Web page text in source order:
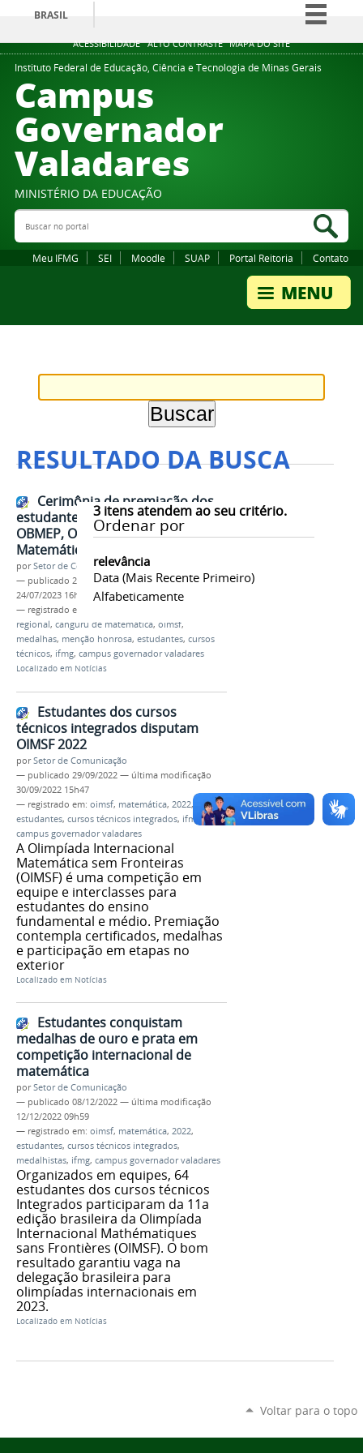
ACESSIBILIDADE ALTO CONTRASTE MAPA DO SITE
BRASIL
Simplifique!
Comunica BR
Instituto Federal de Educação, Ciência e Tecnologia de Minas Gerais
Campus
Governador
Valadares
MINISTÉRIO DA EDUCAÇÃO
Buscar no portal
Meu IFMG SEI Moodle SUAP Portal Reitoria Contato
RESULTADO DA BUSCA
3itens atendem ao seu critério.
Ordenar por
relevância
Data (mais Recente Primeiro)
Alfabeticamente
Cerimônia de premiação dos
estudantes medalhistas da 17ª
OBMEP, OIMSF 2022 e Canguru de
Matemática 2023
porSetor de Comunicação
— publicado 24/07/2023 —última modificação
24/07/2023 16h04
— registrado em:
regional, canguru de matemática, oimsf,
medalhas, menção honrosa, estudantes, cursos
técnicos, ifmg, campus governador valadares
Localizado em Notícias
Estudantes dos cursos
técnicos integrados disputam
OIMSF 2022
porSetor de Comunicação
— publicado 29/09/2022 — última modificação
30/09/2022 15h47
— registrado em: oimsf, matemática, 2022, fase 1,
estudantes, cursos técnicos integrados, ifmg ,
campus governador valadares
A Olimpíada Internacional
Matemática sem Fronteiras
(OIMSF) é uma competição em
equipe e interclasses para
estudantes do ensino
fundamental e médio. Premiação
contempla certificados, medalhas
e participação em etapas no
exterior
Localizado em Notícias
Estudantes conquistam
medalhas de ouro e prata em
competição internacional de
matemática
porSetor de Comunicação
— publicado 08/12/2022 — última modificação
12/12/2022 09h59
— registrado em: oimsf, matemática, 2022,
estudantes, cursos técnicos integrados,
medalhistas, ifmg, campus governador valadares
Organizados em equipes, 64
estudantes dos cursos técnicos
Integrados participaram da 11a
edição brasileira da Olimpíada
Internacional Mathématiques
sans Frontières (OIMSF). O bom
resultado garantiu vaga na
delegação brasileira para
olimpíadas internacionais em
2023.
Localizado em Notícias
Voltar para o topo